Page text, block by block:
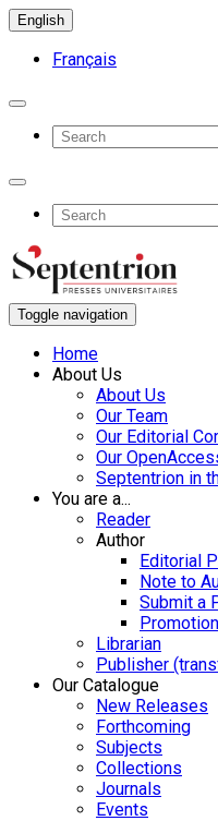
English
Français
Toggle navigation
Home
About Us
About Us
Our Team
Our Editorial
Our
Septentrion in
You are a...
Reader
Author
Editorial
Note to
Submit a
Librarian
Publisher
Our Catalogue
New Releases
Forthcoming
Subjects
Collections
Journals
Events